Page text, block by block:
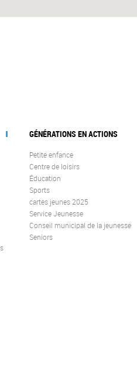
GÉNÉRATIONS EN ACTIONS
Petite enfance
Centre de loisirs
Éducation
Sports
cartes jeunes 2025
Service Jeunesse
Conseil municipal de la jeunesse
Seniors